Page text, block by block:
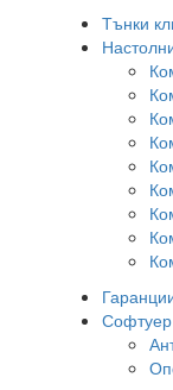
Тънки
Софтуер